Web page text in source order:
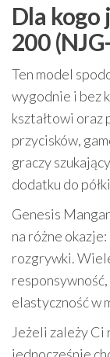
Dla kogo
200
Ten model
wygodnie i bez
kształtowi oraz
przycisków,
graczy
dodatku do
Genesis
na różne
rozgrywki.
elastyczność w
Jeżeli zależy Ci
jednocześnie